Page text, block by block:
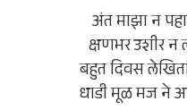
अंत माझा न
क्षणभर उशीर न
बहुत दिवस
धाडी मूळ मज ने